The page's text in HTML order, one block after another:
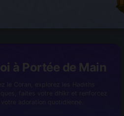
à Portée de Main